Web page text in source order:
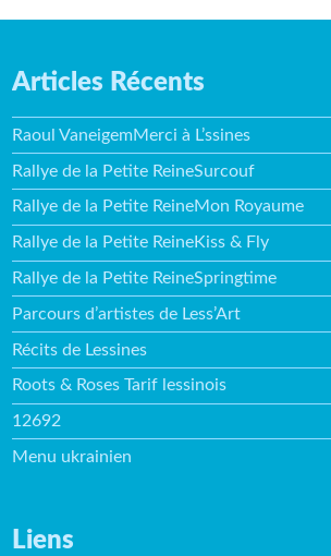
Articles Récents
Raoul VaneigemMerci à L’ssines
Rallye de la Petite ReineSurcouf
Rallye de la Petite ReineMon Royaume
Rallye de la Petite ReineKiss & Fly
Rallye de la Petite ReineSpringtime
Parcours d’artistes de Less’Art
Récits de Lessines
Roots & Roses Tarif lessinois
12692
Menu ukrainien
Liens